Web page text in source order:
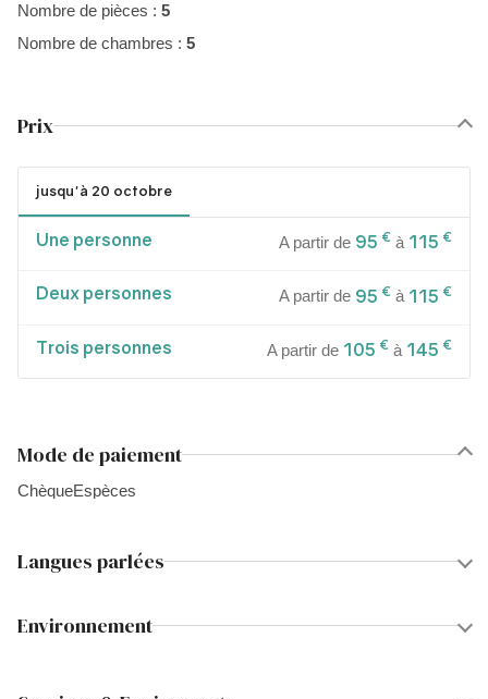
Nombre de pièces : 5
Nombre de chambres : 5
Prix
jusqu'à 20 octobre
Une personne A partir de 95 € à 115 €
Deux personnes A partir de 95 € à 115 €
Trois personnes A partir de 105 € à 145 €
Mode de paiement
ChèqueEspèces
Langues parlées
Environnement